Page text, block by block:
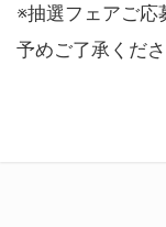
※抽選フェアご応
予めご了承くださ